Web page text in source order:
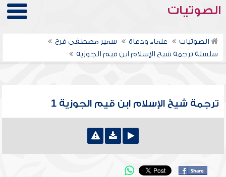
الصوتيات
الصوتيات علماء ودعاة
سمير مصطفى فرج
سلسلة ترجمة شيخ الإسلام ابن قيم الجوزية
ترجمة شيخ الإسلام ابن قيم الجوزية 1